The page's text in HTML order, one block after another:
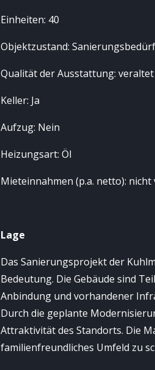
Einheiten: 40
Objektzustand:
Qualität der Ausstattung: veraltet
Keller: Ja
Aufzug: Nein
Heizungsart: Öl
Mieteinnahmen (p.a. netto):
Lage
Das Sanierungsprojekt der
Bedeutung. Die Gebäude sind
Anbindung und vorhandener
Durch die geplante
Attraktivität des Standorts. Die
familienfreundliches Umfeld zu